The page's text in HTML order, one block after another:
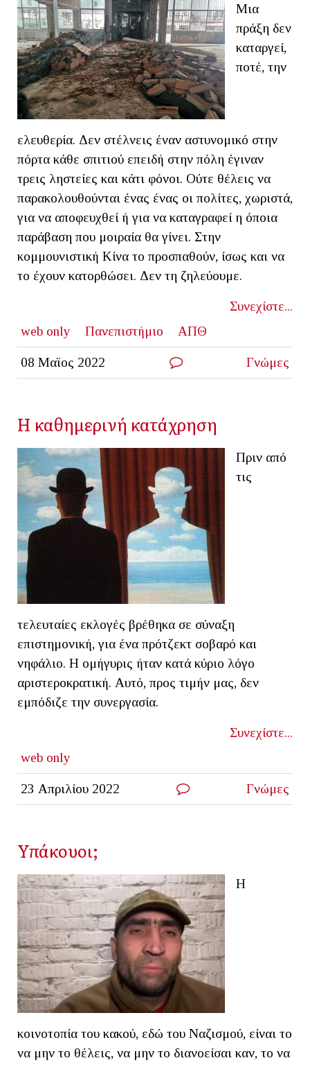
Μια
πράξη δεν
καταργεί,
ποτέ, την
ελευθερία. Δεν στέλνεις έναν αστυνομικό στην
πόρτα κάθε σπιτιού επειδή στην πόλη έγιναν
τρεις ληστείες και κάτι φόνοι. Ούτε θέλεις να
παρακολουθούνται ένας ένας οι πολίτες, χωριστά,
για να αποφευχθεί ή για να καταγραφεί η όποια
παράβαση που μοιραία θα γίνει. Στην
κομμουνιστική Κίνα το προσπαθούν, ίσως και να
το έχουν κατορθώσει. Δεν τη ζηλεύουμε.
Συνεχίστε...
web only
Πανεπιστήμιο ΑΠΘ
08 Μαϊος 2022 Γνώμες
Η καθημερινή κατάχρηση
Πριν από
τις
τελευταίες εκλογές βρέθηκα σε σύναξη
επιστημονική, για ένα πρότζεκτ σοβαρό και
νηφάλιο. Η ομήγυρις ήταν κατά κύριο λόγο
αριστεροκρατική. Aυτό, προς τιμήν μας, δεν
εμπόδιζε την συνεργασία.
Συνεχίστε...
web only
23 Απριλίου 2022 Γνώμες
Υπάκουοι;
Η
κοινοτοπία του κακού, εδώ του Ναζισμού, είναι το
να μην το θέλεις, να μην το διανοείσαι καν, το να